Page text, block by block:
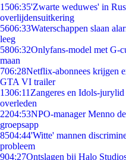
1506:35'Zwarte weduwes' in
overlijdensuitkering
5606:33Waterschappen slaan
leeg
5806:32Onlyfans-model met G-
maan
706:28Netflix-abonnees krijgen
GTA VI trailer
1306:11 Zangeres en Idols-
overleden
2204:53NPO-manager Menno
groepsapp
8504:44'Witte' mannen
probleem
904:27Ontslagen bij Halo